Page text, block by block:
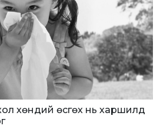
хол хөндий өсгөх нь харшилд